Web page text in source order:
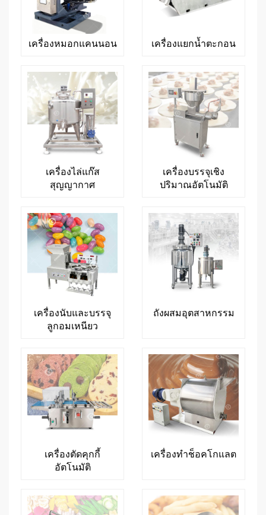
เครื่องหมอกแคนนอน เครื่องแยกน้ำตะกอน
เครื่องไล่แก๊ส
สุญญากาศ
เครื่องบรรจุเชิง
ปริมาณอัตโนมัติ
เครื่องนับและบรรจุ
ลูกอมเหนียว
ถังผสมอุตสาหกรรม
เครื่องตัดคุกกี้
อัตโนมัติ
เครื่องทำช็อคโกแลต